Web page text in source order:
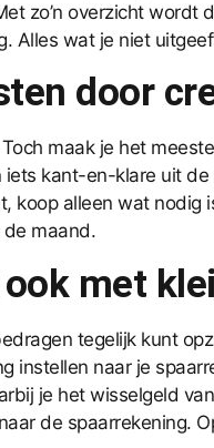
zo’n overzicht
Alles wat je niet
door
maak je het
kant-en-klare uit
koop alleen wat
maand.
met
tegelijk kunt
instellen naar je
je het wisselgeld
de spaarrekening.